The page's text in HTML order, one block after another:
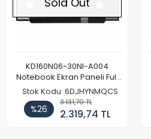
KD160N06-30NI-A004
Notebook Ekran Paneli Full
HD
Stok Kodu: 6DJHYNMQCS
%26
3.131,70 TL
2.319,74 TL